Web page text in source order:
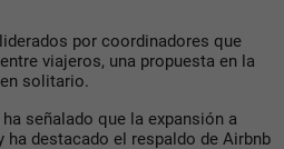
por coordinadores que
viajeros, una propuesta en la
solitario.
ha señalado que la expansión a
destacado el respaldo de Airbnb